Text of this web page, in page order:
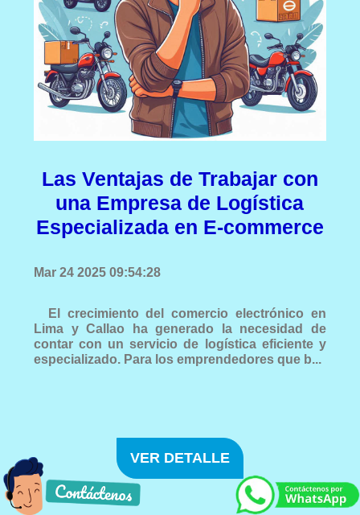
Las Ventajas de Trabajar con
una Empresa de Logística
Especializada en E-commerce
Mar 24 2025 09:54:28
El crecimiento del comercio electrónico en
Lima y Callao ha generado la necesidad de
contar con un servicio de logística eficiente y
especializado. Para los emprendedores que b...
VER DETALLE